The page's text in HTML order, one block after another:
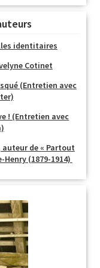
identitaires
Cotinet
(Entretien avec
! (Entretien avec
de « Partout
Henry (1879-1914)